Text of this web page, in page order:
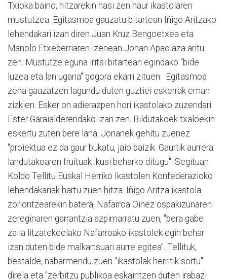
Txioka baino, hitzarekin hasi zen haur ikastolaren
mustutzea. Egitasmoa gauzatu bitartean Iñigo Aritzako
lehendakari izan diren Juan Kruz Bengoetxea eta
Manolo Etxeberriaren izenean Jonan Apaolaza aritu
zen. Mustutze eguna iritsi bitartean egindako "bide
luzea eta lan ugaria" gogora ekarri zituen. Egitasmoa
zena gauzatzen lagundu duten guztiei eskerrak eman
zizkien. Esker on adierazpen hori ikastolako zuzendari
Ester Garaialderendako izan zen. Bildutakoek txaloekin
eskertu zuten bere lana. Jonanek gehitu zuenez
"proiektua ez da gaur bukatu, jaio baizik. Gaurtik aurrera
landutakoaren fruituak ikusi beharko ditugu". Segituan
Koldo Tellitu Euskal Herriko Ikastolen Konfederazioko
lehendakariak hartu zuen hitza. Iñigo Aritza ikastola
zoriontzearekin batera, Nafarroa Oinez ospakizunaren
zereginaren garrantzia azpimarratu zuen, "bera gabe
zaila litzatekeelako Nafarroako ikastolek egin behar
izan duten bide malkartsuari aurre egitea". Tellituk,
bestalde, nabarmendu zuen "ikastolak herritik sortu"
direla eta "zerbitzu publikoa eskaintzen duten irabazi